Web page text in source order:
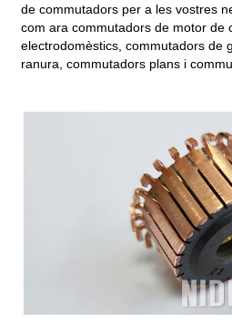
de commutadors per a les vostres
com ara commutadors de motor de
electrodomèstics, commutadors de
ranura, commutadors plans i